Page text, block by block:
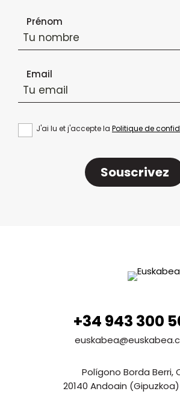
Formulaire d'inscription à la
Prénom
Email
J'ai lu et j'accepte la Politique de
Souscrivez
+34 943 300
Polígono Borda Berri,
20140 Andoain